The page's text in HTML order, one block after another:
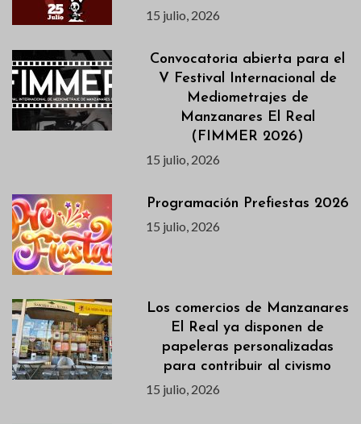
15 julio, 2026
Convocatoria abierta para el
V Festival Internacional de
Mediometrajes de
Manzanares El Real
(FIMMER 2026)
15 julio, 2026
Programación Prefiestas 2026
15 julio, 2026
Los comercios de Manzanares
El Real ya disponen de
papeleras personalizadas
para contribuir al civismo
15 julio, 2026